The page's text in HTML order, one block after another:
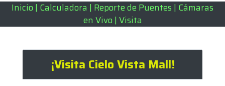
Inicio | Calculadora | Reporte de Puentes | Cámaras
en Vivo | Visita
¡Visita Cielo Vista Mall!